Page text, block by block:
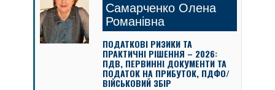
Самарченко Олена
Романівна
ПОДАТКОВІ РИЗИКИ ТА
ПРАКТИЧНІ РІШЕННЯ – 2026:
ПДВ, ПЕРВИННІ ДОКУМЕНТИ ТА
ПОДАТОК НА ПРИБУТОК, ПДФО/
ВІЙСЬКОВИЙ ЗБІР